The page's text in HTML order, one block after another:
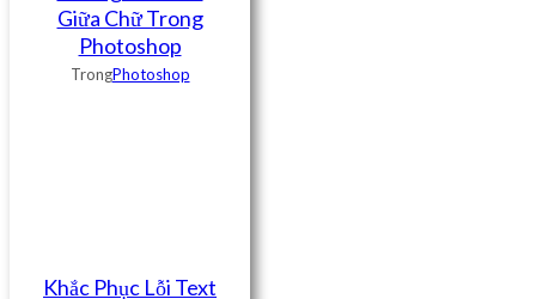
Giữa Chữ Trong
Photoshop
TrongPhotoshop
Khắc Phục Lỗi Text